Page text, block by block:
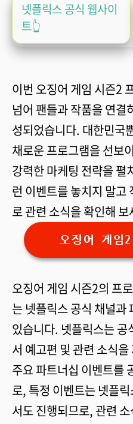
넷플릭스 공식 웹사이
트👆️
이번 오징어 게임 시즌2
넘어 팬들과 작품을 연결
성되었습니다. 대한민국
채로운 프로그램을 선보
강력한 마케팅 전략을 펼
런 이벤트를 놓치지 말고
로 관련 소식을 확인해 보
오징어 게임2
오징어 게임 시즌2의 프
는 넷플릭스 공식 채널과
있습니다. 넷플릭스는
서 예고편 및 관련 소식
주요 파트너십 이벤트를
로, 특정 이벤트는 넷플
서도 진행되므로, 관련